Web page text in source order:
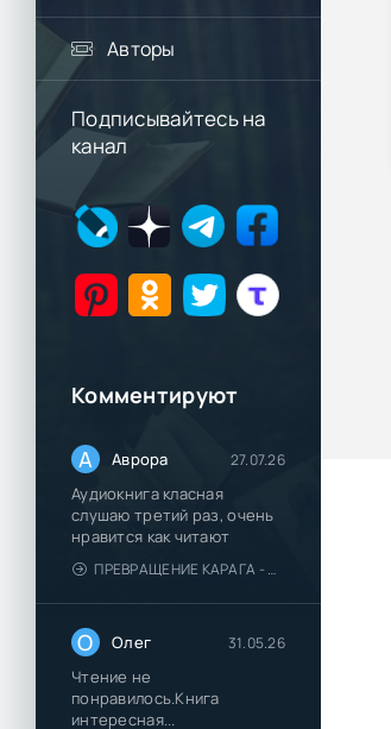
Авторы
Подписывайтесь на
канал
Комментируют
А Аврора 27.07.26
Аудиокнига класная
слушаю третий раз, очень
нравится как читают
ПРЕВРАЩЕНИЕ КАРАГА - КАТЯ БРАНДИС
О Олег 31.05.26
Чтение не
понравилось.Книга
интересная...